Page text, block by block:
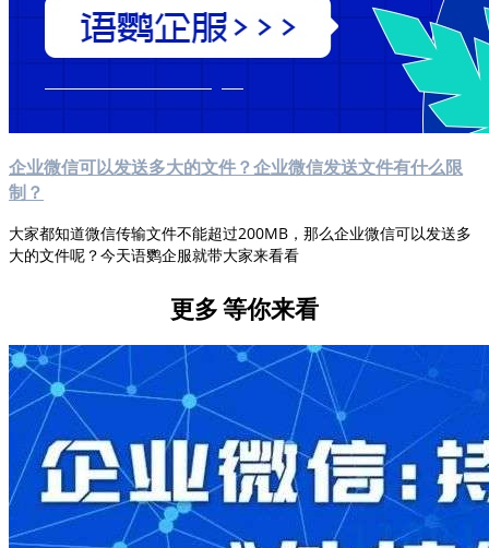
企业微信可以发送多大的文件？企业微信发送文件有什么限
制？
大家都知道微信传输文件不能超过200MB，那么企业微信可以发送多
大的文件呢？今天语鹦企服就带大家来看看
更多等你来看